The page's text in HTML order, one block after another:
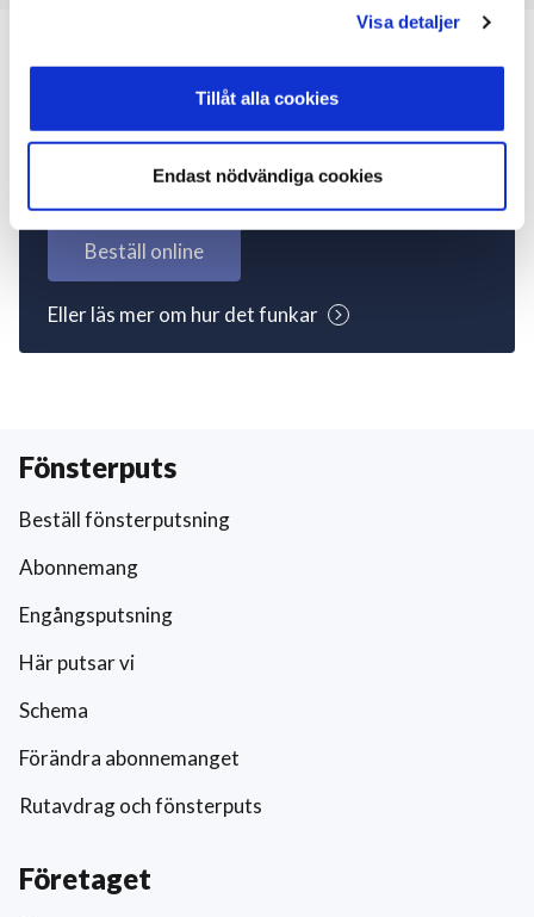
Visa detaljer
Tillåt alla cookies
Endast nödvändiga cookies
Inte kund ännu? Kom
igång nu!
Beställ online
Eller läs mer om hur det funkar
Fönsterputs
Beställ fönsterputsning
Abonnemang
Engångsputsning
Här putsar vi
Schema
Förändra abonnemanget
Rutavdrag och fönsterputs
Företaget